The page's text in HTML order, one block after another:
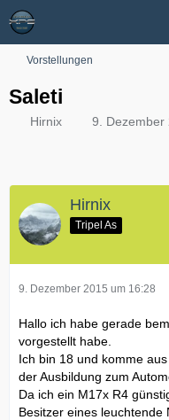
Vorstellungen
Saleti
Hirnix 9. Dezember
Hirnix
Tripel As
9. Dezember 2015 um 16:28
Hallo ich habe gerade
vorgestellt habe.
Ich bin 18 und komme
der Ausbildung zum
Da ich ein M17x R4
Besitzer eines leuchtende